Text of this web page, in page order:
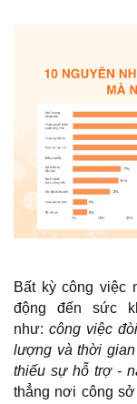
Bất kỳ công việc
động đến sức
như:công việc
lượng và thời
thiếu sự hỗ trợ -
thẳng nơi công